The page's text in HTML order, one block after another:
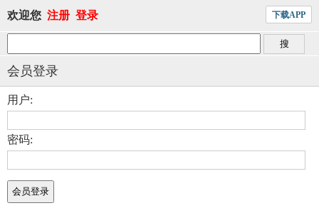
欢迎您 注册 登录 下载APP
会员登录
用户:
密码: